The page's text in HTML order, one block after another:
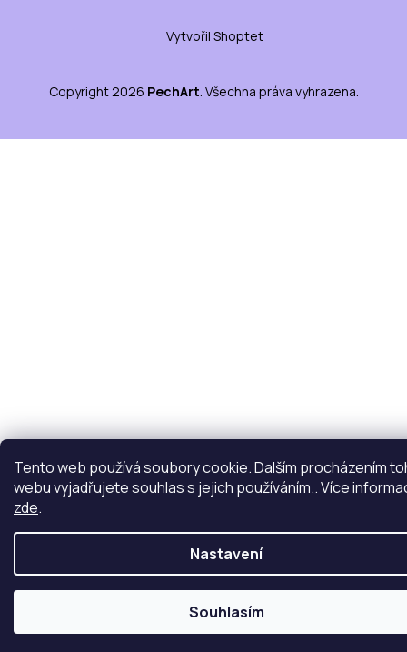
Tento web používá soubory cookie. Dalším procházením
webu vyjadřujete souhlas s jejich používáním.. Více
zde.
Nastavení
Souhlasím
Vytvořil Shoptet
Copyright 2026 PechArt . Všechna práva vyhrazena.